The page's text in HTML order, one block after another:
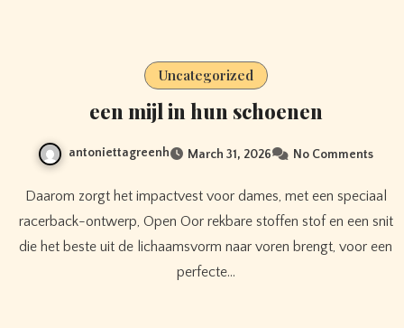
Uncategorized
een mijl in hun schoenen
antoniettagreenh March 31, 2026 No Comments
Daarom zorgt het impactvest voor dames, met een speciaal
racerback-ontwerp, Open Oor rekbare stoffen stof en een snit
die het beste uit de lichaamsvorm naar voren brengt, voor een
perfecte…